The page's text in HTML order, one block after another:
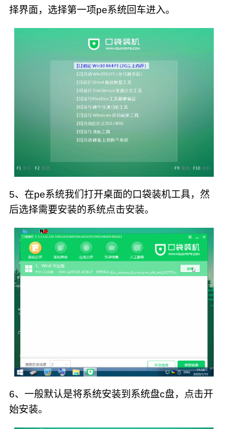
择界面，选择第一项pe系统回车进入。
5、在pe系统我们打开桌面的口袋装机工具，然
后选择需要安装的系统点击安装。
6、一般默认是将系统安装到系统盘c盘，点击开
始安装。